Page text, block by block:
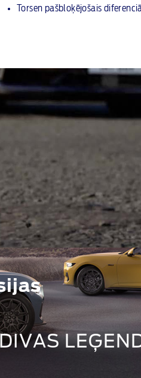
Torsen pašbloķējošais